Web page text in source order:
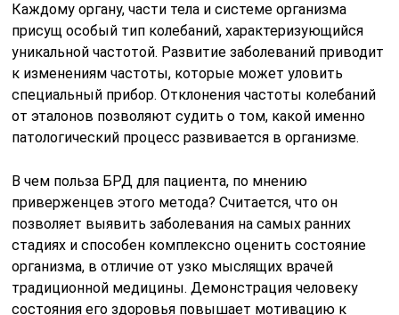
Каждому органу, части тела и системе организма
присущ особый тип колебаний, характеризующийся
уникальной частотой. Развитие заболеваний приводит
к изменениям частоты, которые может уловить
специальный прибор. Отклонения частоты колебаний
от эталонов позволяют судить о том, какой именно
патологический процесс развивается в организме.
В чем польза БРД для пациента, по мнению
приверженцев этого метода? Считается, что он
позволяет выявить заболевания на самых ранних
стадиях и способен комплексно оценить состояние
организма, в отличие от узко мыслящих врачей
традиционной медицины. Демонстрация человеку
состояния его здоровья повышает мотивацию к